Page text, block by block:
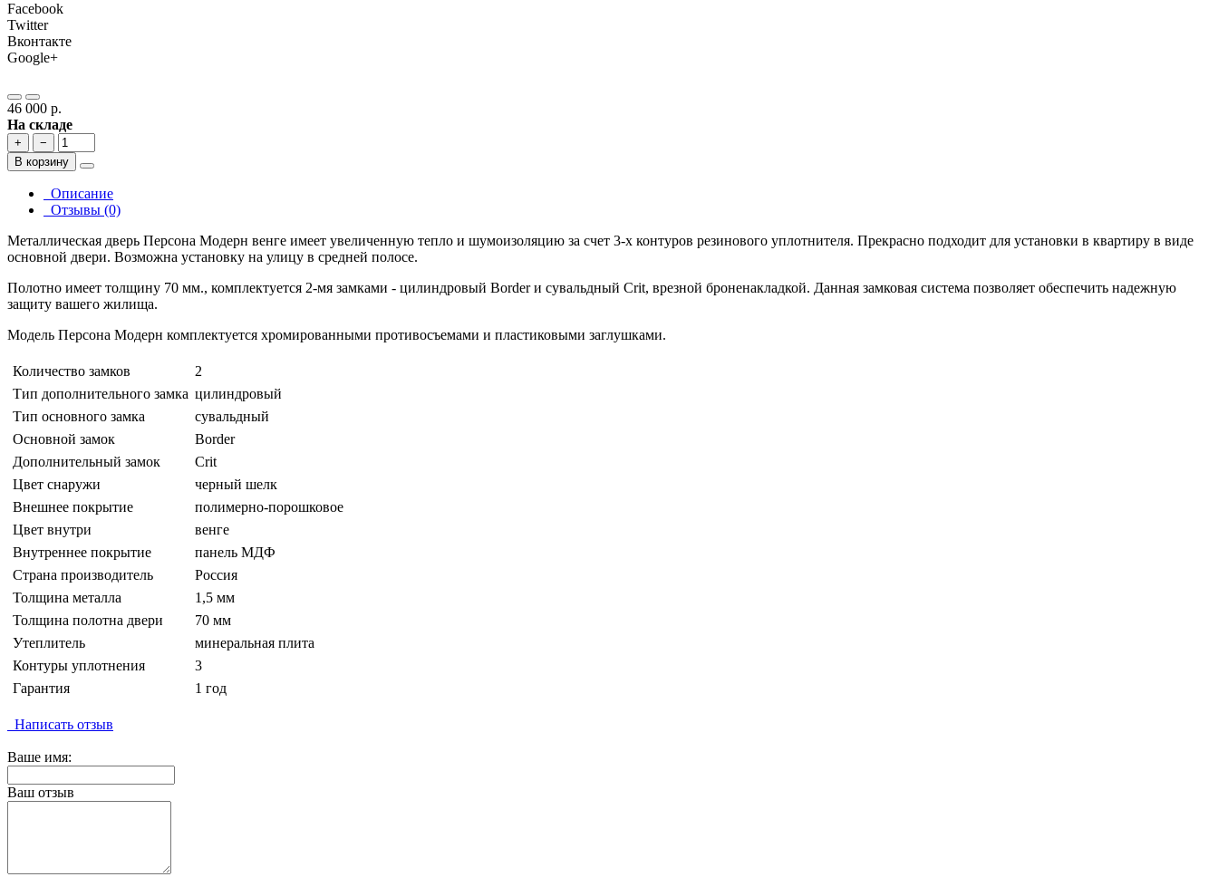
Facebook
Twitter
Вконтакте
Google+
46 000 р.
На складе
+
−
В корзину
Описание
Отзывы (0)
Металлическая дверь Персона Модерн венге имеет увеличенную тепло и шумоизоляцию за счет 3-х контуров резинового уплотнителя. Прекрасно подходит для установки в квартиру в виде
основной двери. Возможна установку на улицу в средней полосе.
Полотно имеет толщину 70 мм., комплектуется 2-мя замками - цилиндровый Border и сувальдный Crit, врезной броненакладкой. Данная замковая система позволяет обеспечить надежную
защиту вашего жилища.
Модель Персона Модерн комплектуется хромированными противосъемами и пластиковыми заглушками.
Количество замков
2
Тип дополнительного замка цилиндровый
Тип основного замка
сувальдный
Основной замок
Border
Дополнительный замок
Crit
Цвет снаружи
черный шелк
Внешнее покрытие
полимерно-порошковое
Цвет внутри
венге
Внутреннее покрытие
панель МДФ
Страна производитель
Россия
Толщина металла
1,5 мм
Толщина полотна двери
70 мм
Утеплитель
минеральная плита
Контуры уплотнения
3
Гарантия
1 год
Написать отзыв
Ваше имя:
Ваш отзыв